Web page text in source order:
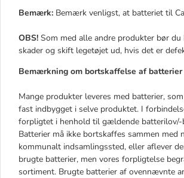
Bemærk: Bemærk venligst, at batteriet til
OBS! Som med alle andre produkter bør
skader og skift legetøjet ud, hvis det er
Bemærkning om bortskaffelse af batterier
Mange produkter leveres med batterier,
fast indbygget i selve produktet. I
forpligtet i henhold til gældende
Batterier må ikke bortskaffes sammen
kommunalt indsamlingssted, eller aflever
brugte batterier, men vores forpligtelse
sortiment. Brugte batterier af ovennævnte